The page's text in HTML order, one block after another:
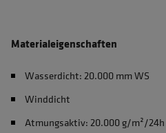
Materialeigenschaften
Wasserdicht: 20.000 mm WS
Winddicht
Atmungsaktiv: 20.000 g/m²/24h